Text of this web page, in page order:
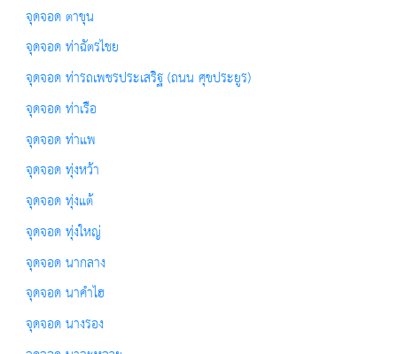
จุดจอด ตาขุน
จุดจอด ท่าฉัตรไชย
จุดจอด ท่ารถเพชรประเสริฐ (ถนน ศุขประยูร)
จุดจอด ท่าเรือ
จุดจอด ท่าแพ
จุดจอด ทุ่งหว้า
จุดจอด ทุ่งแต้
จุดจอด ทุ่งใหญ่
จุดจอด นากลาง
จุดจอด นาคำไฮ
จุดจอด นางรอง